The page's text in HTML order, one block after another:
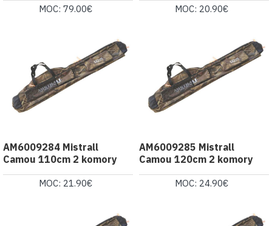
MOC: 79.00€ MOC: 20.90€
AM6009284 Mistrall
Camou 110cm 2 komory
MOC: 21.90€
AM6009285 Mistrall
Camou 120cm 2 komory
MOC: 24.90€